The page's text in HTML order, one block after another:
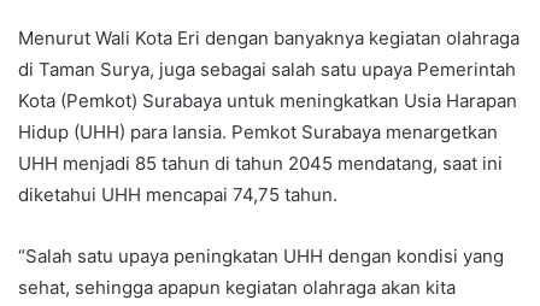
Menurut Wali Kota Eri dengan banyaknya kegiatan olahraga
di Taman Surya, juga sebagai salah satu upaya Pemerintah
Kota (Pemkot) Surabaya untuk meningkatkan Usia Harapan
Hidup (UHH) para lansia. Pemkot Surabaya menargetkan
UHH menjadi 85 tahun di tahun 2045 mendatang, saat ini
diketahui UHH mencapai 74,75 tahun.
“Salah satu upaya peningkatan UHH dengan kondisi yang
sehat, sehingga apapun kegiatan olahraga akan kita